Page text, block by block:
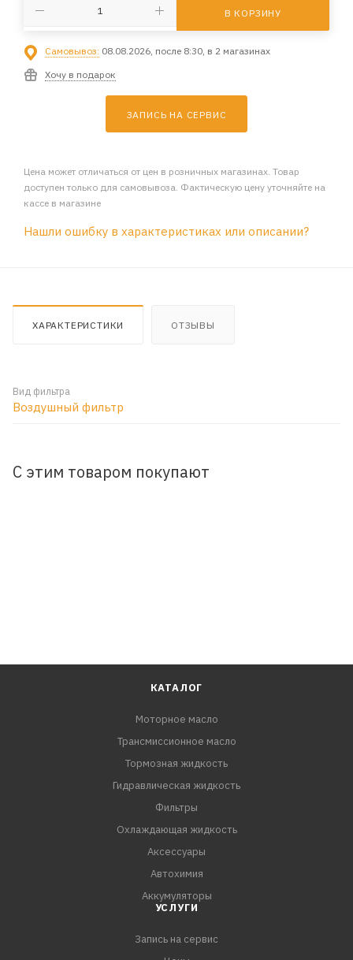
В КОРЗИНУ
Самовывоз: 08.08.2026, после 8:30, в 2 магазинах
Хочу в подарок
ЗАПИСЬ НА СЕРВИС
Цена может отличаться от цен в розничных магазинах. Товар
доступен только для самовывоза. Фактическую цену уточняйте на
кассе в магазине
Нашли ошибку в характеристиках или описании?
ХАРАКТЕРИСТИКИ ОТЗЫВЫ
Вид фильтра
Воздушный фильтр
С этим товаром покупают
КАТАЛОГ
Моторное масло
Трансмиссионное масло
Тормозная жидкость
Гидравлическая жидкость
Фильтры
Охлаждающая жидкость
Аксессуары
Автохимия
Аккумуляторы
УСЛУГИ
Запись на сервис